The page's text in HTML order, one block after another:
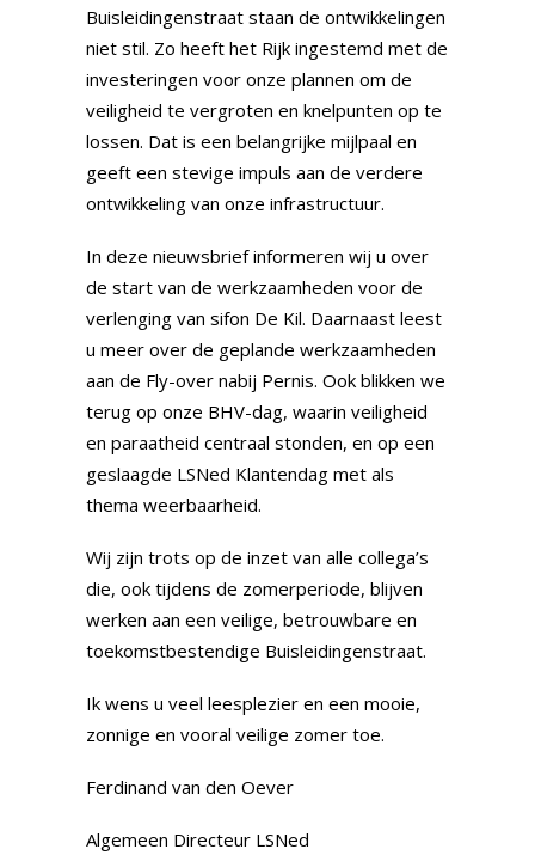
Buisleidingenstraat staan de ontwikkelingen
niet stil. Zo heeft het Rijk ingestemd met de
investeringen voor onze plannen om de
veiligheid te vergroten en knelpunten op te
lossen. Dat is een belangrijke mijlpaal en
geeft een stevige impuls aan de verdere
ontwikkeling van onze infrastructuur.
In deze nieuwsbrief informeren wij u over
de start van de werkzaamheden voor de
verlenging van sifon De Kil. Daarnaast leest
u meer over de geplande werkzaamheden
aan de Fly-over nabij Pernis. Ook blikken we
terug op onze BHV-dag, waarin veiligheid
en paraatheid centraal stonden, en op een
geslaagde LSNed Klantendag met als
thema weerbaarheid.
Wij zijn trots op de inzet van alle collega’s
die, ook tijdens de zomerperiode, blijven
werken aan een veilige, betrouwbare en
toekomstbestendige Buisleidingenstraat.
Ik wens u veel leesplezier en een mooie,
zonnige en vooral veilige zomer toe.
Ferdinand van den Oever
Algemeen Directeur LSNed